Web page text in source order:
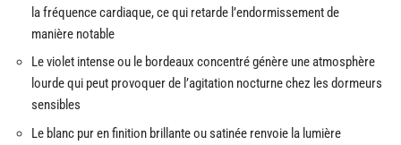
la fréquence cardiaque, ce qui retarde l’endormissement de
manière notable
Le violet intense ou le bordeaux concentré génère une atmosphère
lourde qui peut provoquer de l’agitation nocturne chez les dormeurs
sensibles
Le blanc pur en finition brillante ou satinée renvoie la lumière